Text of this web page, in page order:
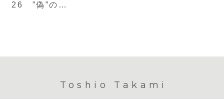
26 ”偽”の怒
Toshio Takami